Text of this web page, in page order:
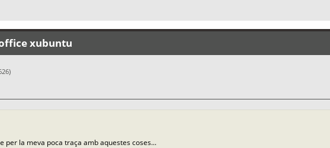
xubuntu
per la meva poca traça amb aquestes coses...